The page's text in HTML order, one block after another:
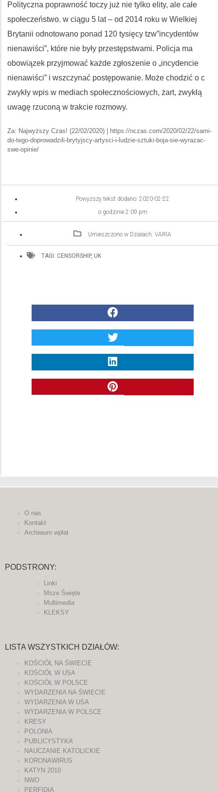
Polityczna poprawność toczy już nie tylko elity, ale całe
społeczeństwo. w ciągu 5 lat – od 2014 roku w Wielkiej
Brytanii odnotowano ponad 120 tysięcy tzw”incydentów
nienawiści”, które nie były przestępstwami. Policja ma
obowiązek przyjmować każde zgłoszenie o „incydencie
nienawiści” i wszczynać postępowanie. Może chodzić o c
zwykły wpis w mediach społecznościowych, żart, zwykłą
uwagę rzuconą w trakcie rozmowy.
Za: Najwyższy Czas! (22/02/2020) | https://nczas.com/2020/02/22/sami-
do-tego-doprowadzili-brytyjscy-artysci-i-ludzie-sztuki-boja-sie-wyrazac-
swe-opinie/
Powyższy tekst dodano: 2020-02-22
o godzinie 2:09 pm
Umieszczono w Działach: VARIA
TAGI: CENSORSHIP, UK
O nas
Kontakt
Archiwum wpłat
PODSTRONY:
Linki
Msze Święte
Multimedia
KLEKSY
LISTA WSZYSTKICH DZIAŁÓW:
KOŚCIÓŁ NA ŚWIECIE
KOŚCIÓŁ W USA
KOŚCIÓŁ W POLSCE
WYDARZENIA NA ŚWIECIE
WYDARZENIA W USA
WYDARZENIA W POLSCE
KRESY
POLONIA
PUBLICYSTYKA
NAUCZANIE KATOLICKIE
KORONAWIRUS
KATYN 2010
NWO
PERFIDIA